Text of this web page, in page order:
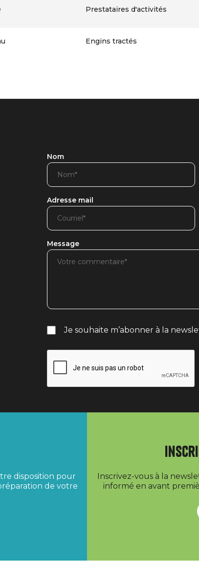
Prestataires d'activités
Engins tractés
Nom
Adresse mail
Message
Je souhaite m’abonner à la
disposition pour
de votre
Inscrivez-vous à la
informé en avant